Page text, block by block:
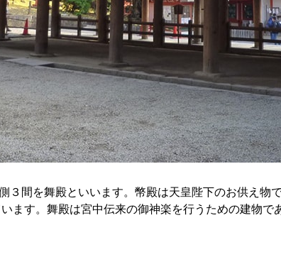
３間を舞殿といいます。幣殿は天皇陛下のお供え物
ます。舞殿は宮中伝来の御神楽を行うための建物